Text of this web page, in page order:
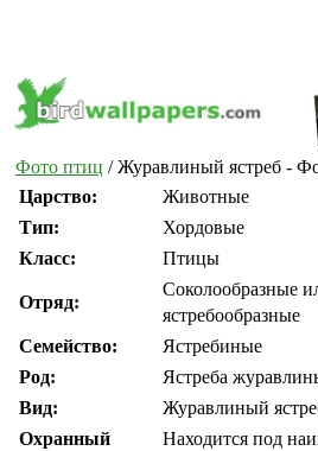
Фото птиц / Журавлиный ястреб -
Царство:
Животные
Тип:
Хордовые
Класс:
Птицы
Отряд:
Соколообразные
ястребообразные
Семейство:
Ястребиные
Род:
Ястреба
Вид:
Журавлиный
Охранный
Находится под